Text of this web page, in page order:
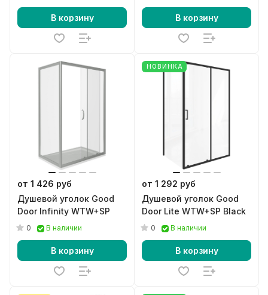
В корзину В корзину
от 1 426 руб
Душевой уголок Good
Door Infinity WTW+SP
0 В наличии
В корзину
НОВИНКА
от 1 292 руб
Душевой уголок Good
Door Lite WTW+SP Black
0 В наличии
В корзину